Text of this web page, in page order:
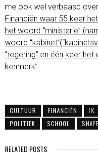
me ook wel verbaasd over
Financiën waar 55 keer
het woord “ministerie”
woord
“regering” en één keer het
kenmerk”
CULTUUR FINANCIËN IK
POLITIEK
SCHOOL
RELATED POSTS